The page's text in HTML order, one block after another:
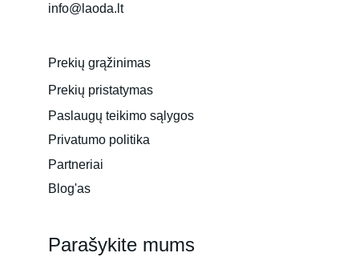
Parašykite mums
info@laoda.lt
Paslaugų teikimo sąlygos
Prekių grąžinimas
Prekių pristatymas
Privatumo politika
Partneriai
Blog'as